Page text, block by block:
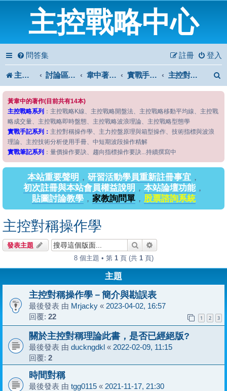
主控戰略中心
問答集 登入
註冊
主控戰略中心 討論區首頁 韋中著作問答區 實戰手記系列 主控對稱操作學
黃韋中的著作(目前共有14本)
主控戰略系列 ：主控戰略K線、主控戰略開盤法、主控戰略移動平均線、主控戰
略成交量、主控戰略即時盤態、主控戰略波浪理論、主控戰略型態學
實戰手記系列： 主控對稱操作學、主力控盤原理與箱型操作、技術指標與波浪
理論、主控技術分析使用手冊、中短期波段操作精解
實戰筆記系列 ：量價操作要訣、趨向指標操作要訣...持續撰寫中
本站重要聲明 ， 研習活動學員重新註冊事宜 ，
初次註冊與本站會員權益說明 ， 本站論壇功能，
貼圖討論教學， 家教詢問單， 股票諮詢系統
主控對稱操作學
發表主題 搜尋
8 個主題 • 第 1頁 (共 1頁)
主題
主控對稱操作學－簡介與勘誤表
最後發表 由 Mrjacky « 2023-04-02, 16:57
回覆: 22 1 2 3
關於主控對稱理論此書，是否已經絕版?
最後發表 由 duckngdkl « 2022-02-09, 11:15
回覆: 2
時間對稱
最後發表 由 tgg0115 « 2021-11-17, 21:30